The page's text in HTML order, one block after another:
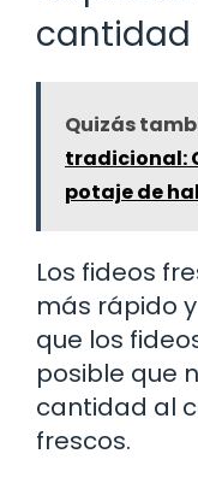
cantidad
Quizás
tradicional:
potaje de
Los fideos
más rápido
que los
posible que
cantidad al
frescos.